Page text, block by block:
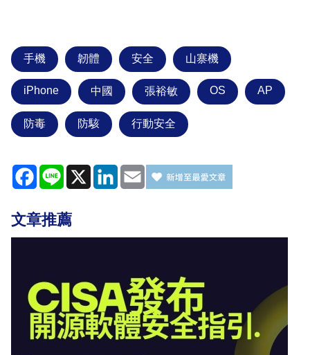
手機 韌體 安全 山寨機
iPhone 中國 張裕敏 OS AP
防毒 防駭 行動安全
Facebook
Line X LinkedIn
Email
文章推薦